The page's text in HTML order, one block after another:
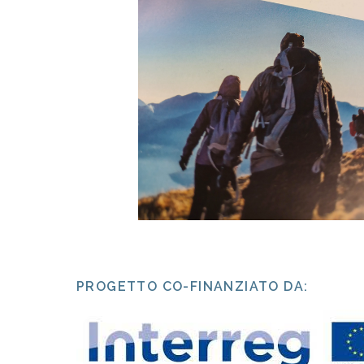
PROGETTO CO-FINANZIATO DA: